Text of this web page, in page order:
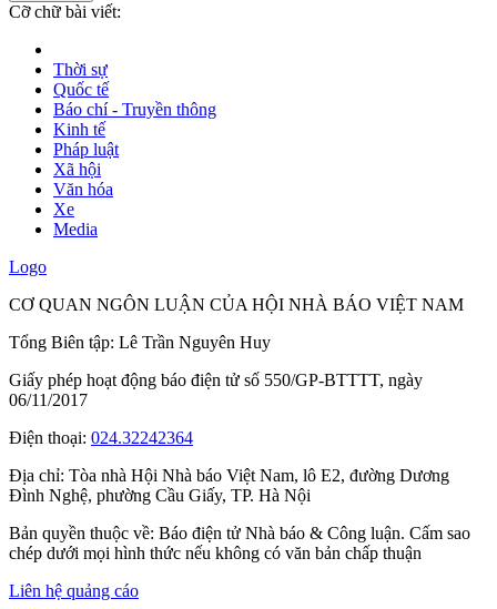
Cỡ chữ bài viết:
Thời sự
Quốc tế
Báo chí - Truyền thông
Kinh tế
Pháp luật
Xã hội
Văn hóa
Xe
Media
Logo
CƠ QUAN NGÔN LUẬN CỦA HỘI NHÀ BÁO VIỆT NAM
Tổng Biên tập: Lê Trần Nguyên Huy
Giấy phép hoạt động báo điện tử số 550/GP-BTTTT, ngày
06/11/2017
Điện thoại: 024.32242364
Địa chỉ: Tòa nhà Hội Nhà báo Việt Nam, lô E2, đường Dương
Đình Nghệ, phường Cầu Giấy, TP. Hà Nội
Bản quyền thuộc về: Báo điện tử Nhà báo & Công luận. Cấm sao
chép dưới mọi hình thức nếu không có văn bản chấp thuận
Liên hệ quảng cáo